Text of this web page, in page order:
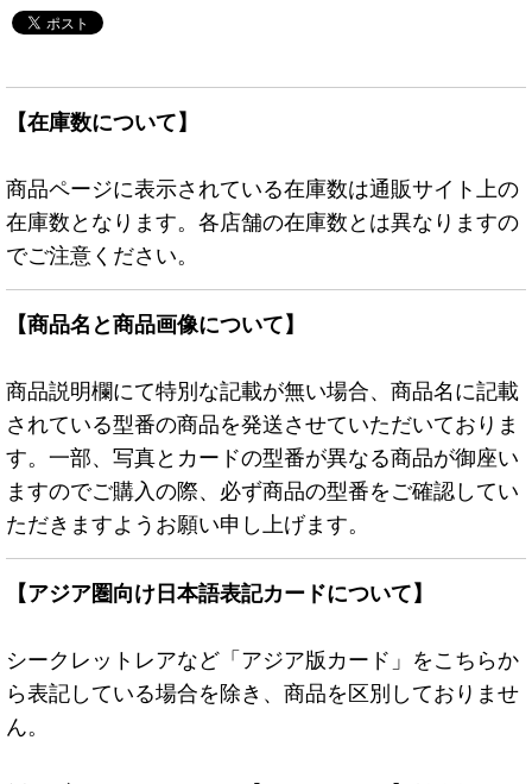
【在庫数について】
商品ページに表示されている在庫数は通販サイト上の
在庫数となります。各店舗の在庫数とは異なりますの
でご注意ください。
【商品名と商品画像について】
商品説明欄にて特別な記載が無い場合、商品名に記載
されている型番の商品を発送させていただいておりま
す。一部、写真とカードの型番が異なる商品が御座い
ますのでご購入の際、必ず商品の型番をご確認してい
ただきますようお願い申し上げます。
【アジア圏向け日本語表記カードについて】
シークレットレアなど「アジア版カード」をこちらか
ら表記している場合を除き、商品を区別しておりませ
ん。